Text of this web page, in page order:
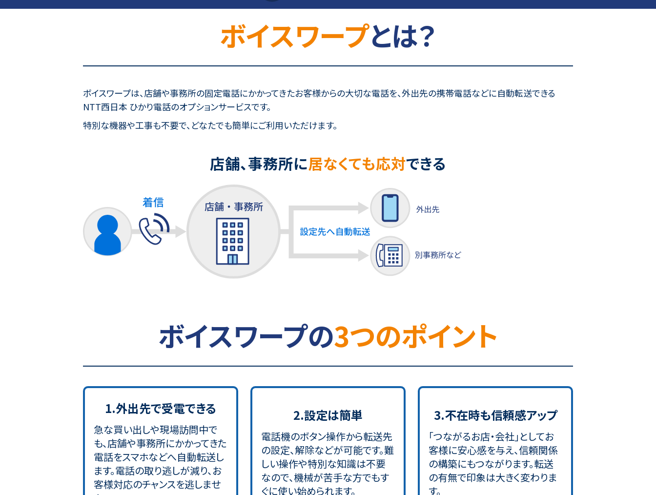
ボイスワープとは？
ボイスワープは、店舗や事務所の固定電話にかかってきたお客様からの大切な電話を、外出先の携帯電話などに自動転送できる
NTT西日本 ひかり電話のオプションサービスです。
特別な機器や工事も不要で、どなたでも簡単にご利用いただけます。
店舗、事務所に居なくても応対できる
ボイスワープの3つのポイント
1.外出先で受電できる
急な買い出しや現場訪問中で
も、店舗や事務所にかかってきた
電話をスマホなどへ自動転送し
ます。電話の取り逃しが減り、お
客様対応のチャンスを逃しませ
2.設定は簡単
電話機のボタン操作から転送先
の設定、解除などが可能です。難
しい操作や特別な知識は不要
なので、機械が苦手な方でもす
ぐに使い始められます。
3.不在時も信頼感アップ
「つながるお店・会社」としてお
客様に安心感を与え、信頼関係
の構築にもつながります。転送
の有無で印象は大きく変わりま
す。